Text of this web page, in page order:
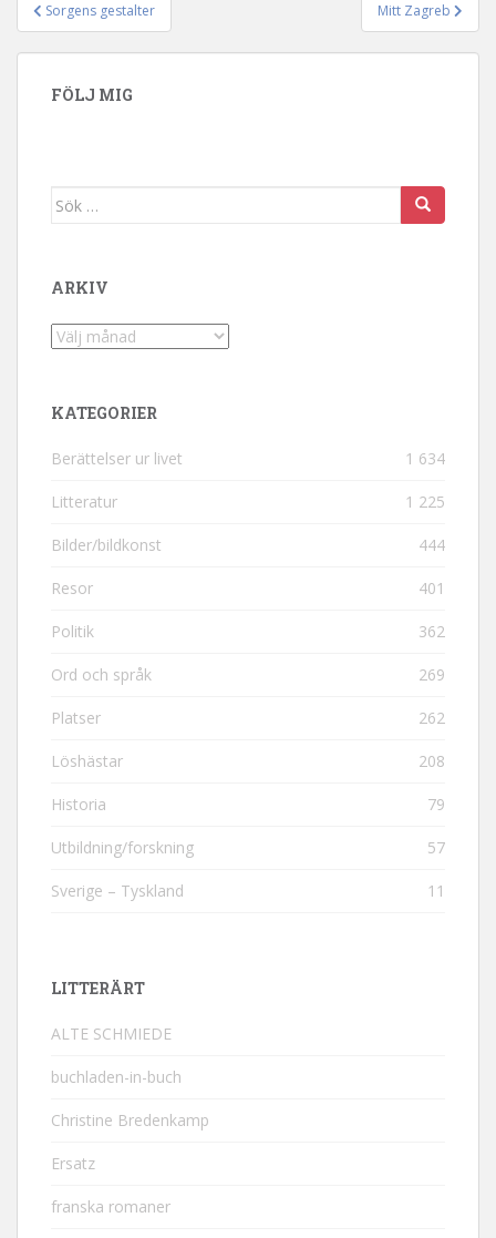
Inläggsnavigering
Sorgens gestalter Mitt Zagreb
FÖLJ MIG
Sök efter:
ARKIV
Arkiv
KATEGORIER
Berättelser ur livet 1 634
Litteratur 1 225
Bilder/bildkonst 444
Resor 401
Politik 362
Ord och språk 269
Platser 262
Löshästar 208
Historia 79
Utbildning/forskning 57
Sverige – Tyskland 11
LITTERÄRT
ALTE SCHMIEDE
buchladen-in-buch
Christine Bredenkamp
Ersatz
franska romaner